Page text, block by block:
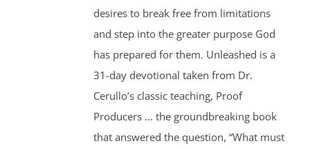
desires to break free from limitations
and step into the greater purpose God
has prepared for them. Unleashed is a
31-day devotional taken from Dr.
Cerullo’s classic teaching, Proof
Producers ... the groundbreaking book
that answered the question, “What must